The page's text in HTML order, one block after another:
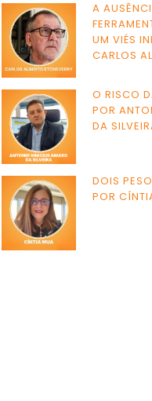
A
UM VIÉS
CARLOS
O RISCO
POR
DA
DOIS
POR